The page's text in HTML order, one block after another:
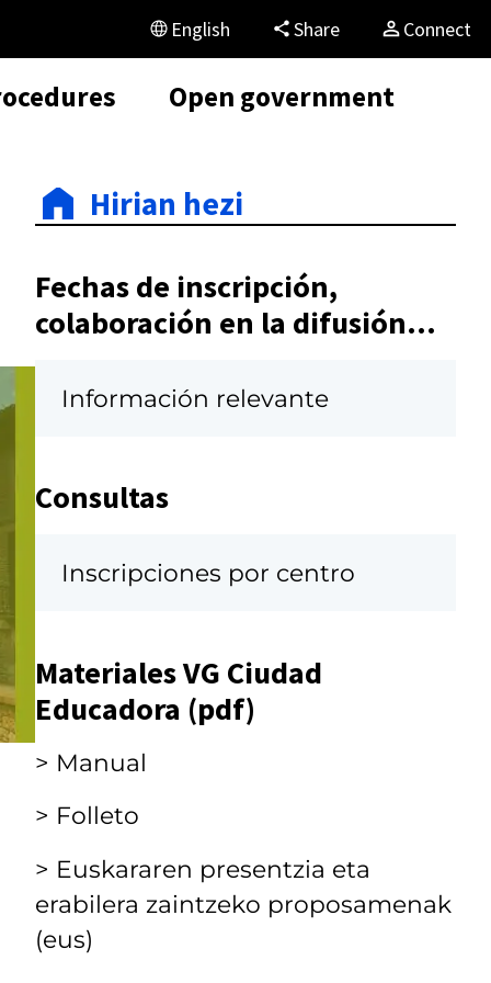
English Share Connect
Open government
Hirian hezi
Fechas de inscripción,
colaboración en la difusión...
Información relevante
Consultas
Inscripciones por centro
Materiales VG Ciudad
Educadora (pdf)
> Manual
> Folleto
> Euskararen presentzia eta
erabilera zaintzeko proposamenak
(eus)